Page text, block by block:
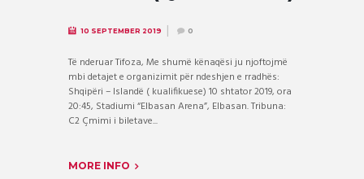
10 SEPTEMBER 2019 0
Të nderuar Tifoza, Me shumë kënaqësi ju njoftojmë
mbi detajet e organizimit për ndeshjen e rradhës:
Shqipëri – Islandë ( kualifikuese) 10 shtator 2019, ora
20:45, Stadiumi “Elbasan Arena”, Elbasan. Tribuna:
C2 Çmimi i biletave...
MORE INFO